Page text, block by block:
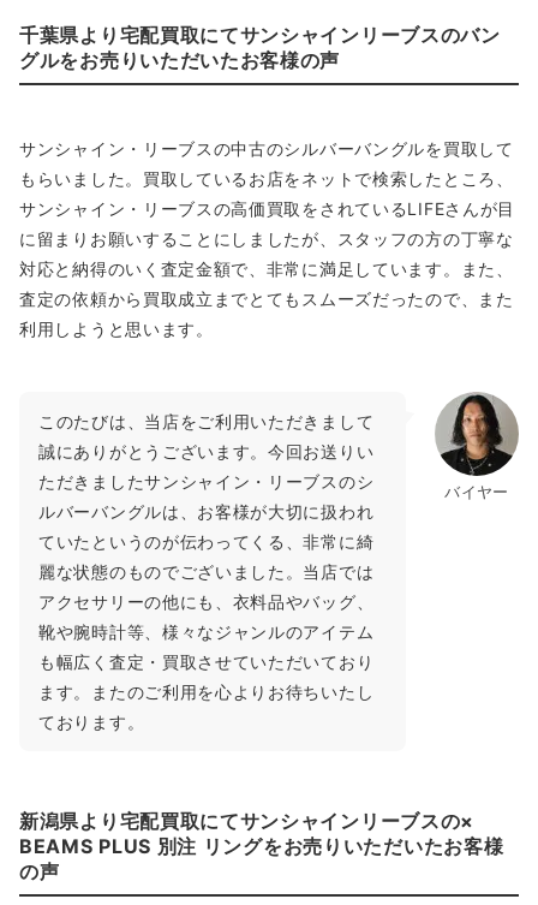
千葉県より宅配買取にてサンシャインリーブスのバン
グルをお売りいただいたお客様の声
サンシャイン・リーブスの中古のシルバーバングルを買取して
もらいました。買取しているお店をネットで検索したところ、
サンシャイン・リーブスの高価買取をされているLIFEさんが目
に留まりお願いすることにしましたが、スタッフの方の丁寧な
対応と納得のいく査定金額で、非常に満足しています。また、
査定の依頼から買取成立までとてもスムーズだったので、また
利用しようと思います。
バイヤー
このたびは、当店をご利用いただきまして
誠にありがとうございます。今回お送りい
ただきましたサンシャイン・リーブスのシ
ルバーバングルは、お客様が大切に扱われ
ていたというのが伝わってくる、非常に綺
麗な状態のものでございました。当店では
アクセサリーの他にも、衣料品やバッグ、
靴や腕時計等、様々なジャンルのアイテム
も幅広く査定・買取させていただいており
ます。またのご利用を心よりお待ちいたし
ております。
新潟県より宅配買取にてサンシャインリーブスの×
BEAMS PLUS 別注 リングをお売りいただいたお客様
の声